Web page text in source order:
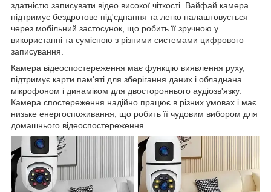
здатністю записувати відео високої чіткості. Вайфай камера
підтримує бездротове під'єднання та легко налаштовується
через мобільний застосунок, що робить її зручною у
використанні та сумісною з різними системами цифрового
записування.
Камера відеоспостереження має функцію виявлення руху,
підтримує карти пам'яті для зберігання даних і обладнана
мікрофоном і динаміком для двостороннього аудіозв'язку.
Камера спостереження надійно працює в різних умовах і має
низьке енергоспоживання, що робить її чудовим вибором для
домашнього відеоспостереження.